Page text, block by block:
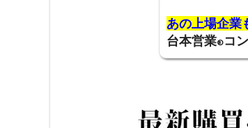
あの上場企業
台本営業®コ